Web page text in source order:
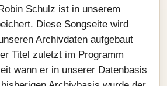
Schulz ist in unserem
Diese Songseite wird
Archivdaten aufgebaut
Titel zuletzt im Programm
wann er in unserer Datenbasis